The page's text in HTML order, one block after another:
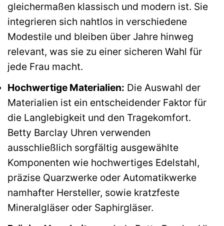
gleichermaßen klassisch und modern ist. Sie
integrieren sich nahtlos in verschiedene
Modestile und bleiben über Jahre hinweg
relevant, was sie zu einer sicheren Wahl für
jede Frau macht.
Hochwertige Materialien: Die Auswahl der
Materialien ist ein entscheidender Faktor für
die Langlebigkeit und den Tragekomfort.
Betty Barclay Uhren verwenden
ausschließlich sorgfältig ausgewählte
Komponenten wie hochwertiges Edelstahl,
präzise Quarzwerke oder Automatikwerke
namhafter Hersteller, sowie kratzfeste
Mineralgläser oder Saphirgläser.